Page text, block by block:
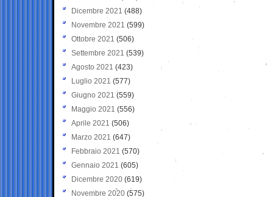
Dicembre 2021 (488)
Novembre 2021 (599)
Ottobre 2021 (506)
Settembre 2021 (539)
Agosto 2021 (423)
Luglio 2021 (577)
Giugno 2021(559)
Maggio 2021 (556)
Aprile 2021 (506)
Marzo 2021 (647)
Febbraio 2021 (570)
Gennaio 2021 (605)
Dicembre 2020 (619)
Novembre 2020 (575)